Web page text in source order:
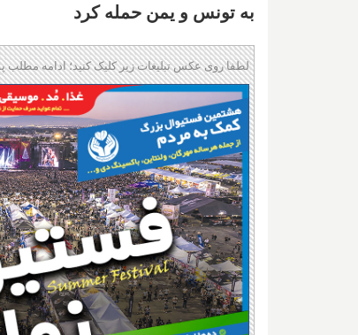
به تونس و یمن حمله کرد
لطفا روی عکس تبلیغات زیر کلیک کنید؛ ادامه مطلب